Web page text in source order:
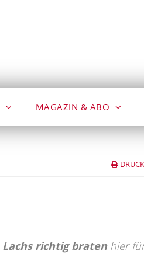
MAGAZIN & ABO
Lachs richtig bratenhier